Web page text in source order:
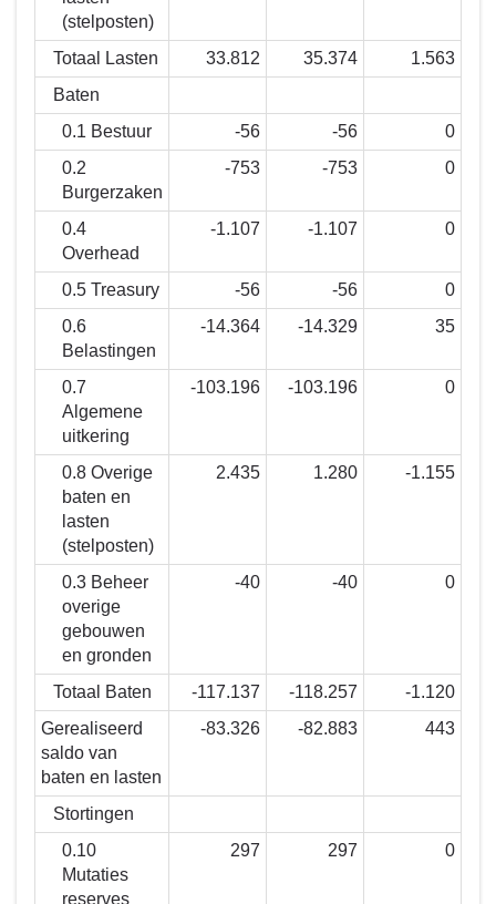
(stelposten)
Totaal Lasten
33.812 35.374
1.563
Baten
0.1 Bestuur
-56 -56
0
0.2
Burgerzaken
-753 -753 0
0.4
Overhead
-1.107 -1.107 0
0.5 Treasury -56 -56
0
0.6
Belastingen
-14.364 -14.329 35
0.7
Algemene
uitkering
-103.196 -103.196 0
0.8 Overige
baten en
lasten
(stelposten)
2.435 1.280 -1.155
0.3 Beheer
overige
gebouwen
en gronden
-40 -40 0
Totaal Baten -117.137 -118.257
-1.120
Gerealiseerd
saldo van
baten en lasten
-83.326 -82.883 443
Stortingen
0.10
Mutaties
reserves
297 297 0